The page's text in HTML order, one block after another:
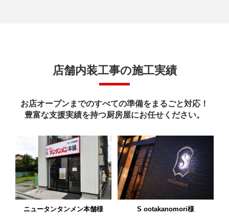
店舗内装工事の施工実績
お店オープンまでのすべての準備をまるごと対応！
豊富な支援実績を持つ厨房屋にお任せください。
ニュータンタンメン本舗様 S ootakanomori様